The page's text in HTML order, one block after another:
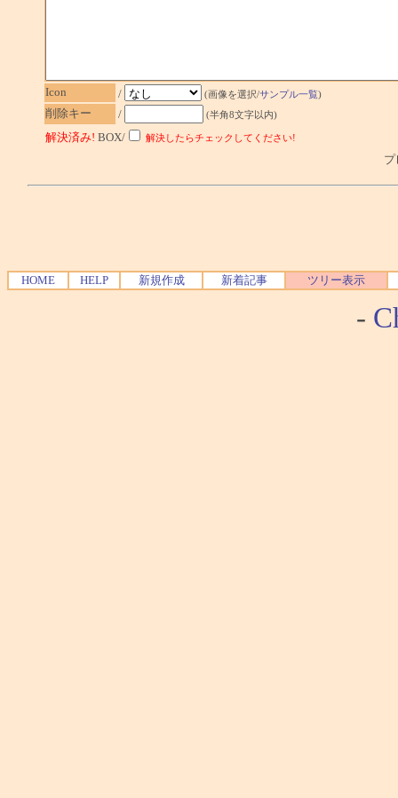
Icon / (画像を選択/サンプル一覧)
削除キー / (半角8文字以内)
解決済み! BOX/ 解決したらチェックしてください!
プ
HOME HELP 新規作成 新着記事 ツリー表示
-